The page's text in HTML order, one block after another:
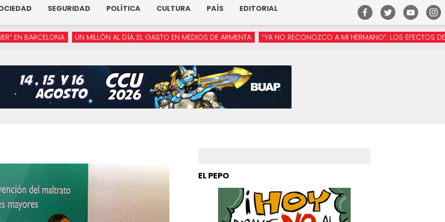
SEGURIDAD POLÍTICA CULTURA PAÍS
EDITORIAL
UN MILLÓN AL DÍA, EL GASTO EN MEDIOS DE ARMENTA “YA NO RECONOZCO A MI HERMANO”: LOS EFECTOS DE LA
EL PEPO